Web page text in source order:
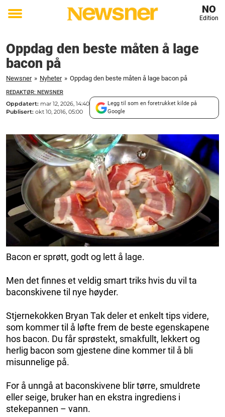
Toggle
NO
Edition
Oppdag den beste måten å lage
bacon på
Newsner » Nyheter » Oppdag den beste måten å lage bacon på
REDAKTØR: NEWSNER
Oppdatert: mar 12, 2026, 14:40
Publisert: okt 10, 2016, 05:00
Legg til som en foretrukket kilde på
Google
Bacon er sprøtt, godt og lett å lage.
Men det finnes et veldig smart triks hvis du vil ta
baconskivene til nye høyder.
Stjernekokken Bryan Tak deler et enkelt tips videre,
som kommer til å løfte frem de beste egenskapene
hos bacon. Du får sprøstekt, smakfullt, lekkert og
herlig bacon som gjestene dine kommer til å bli
misunnelige på.
For å unngå at baconskivene blir tørre, smuldrete
eller seige, bruker han en ekstra ingrediens i
stekepannen – vann.